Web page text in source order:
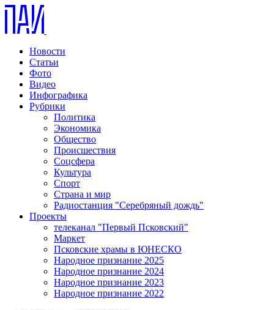
Новости
Статьи
Фото
Видео
Инфографика
Рубрики
Политика
Экономика
Общество
Происшествия
Соцсфера
Культура
Спорт
Страна и мир
Радиостанция "Серебряный дождь"
Проекты
телеканал "Первый Псковский"
Маркет
Псковские храмы в ЮНЕСКО
Народное признание 2025
Народное признание 2024
Народное признание 2023
Народное признание 2022